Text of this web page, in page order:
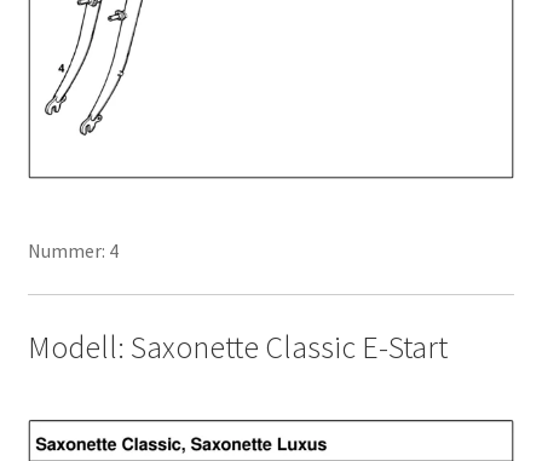
Nummer: 4
Modell: Saxonette Classic E-Start